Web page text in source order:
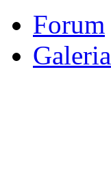
Forum
Galeria